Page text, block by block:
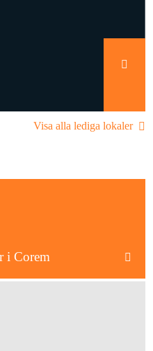
Visa alla lediga lokaler
i Corem